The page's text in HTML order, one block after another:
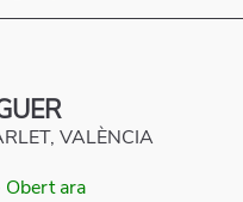
VALÈNCIA
Obert ara